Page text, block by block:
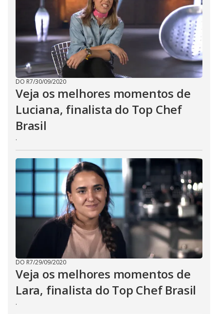
DO R7/30/09/2020
Veja os melhores momentos de
Luciana, finalista do Top Chef
Brasil
.
DO R7/29/09/2020
Veja os melhores momentos de
Lara, finalista do Top Chef Brasil
.